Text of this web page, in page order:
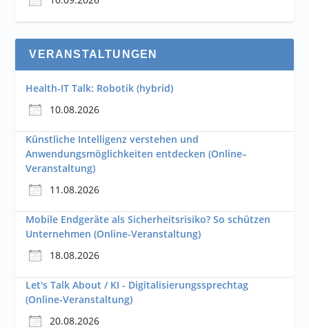
VERANSTALTUNGEN
Health-IT Talk: Robotik (hybrid)
10.08.2026
Künstliche Intelligenz verstehen und
Anwendungsmöglichkeiten entdecken (Online–
Veranstaltung)
11.08.2026
Mobile Endgeräte als Sicherheitsrisiko? So schützen
Unternehmen (Online-Veranstaltung)
18.08.2026
Let's Talk About / KI - Digitalisierungssprechtag
(Online-Veranstaltung)
20.08.2026